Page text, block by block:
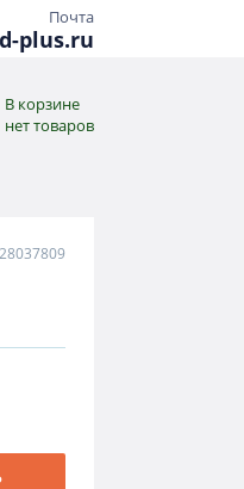
plus.ru
Почта
В корзине
нет товаров